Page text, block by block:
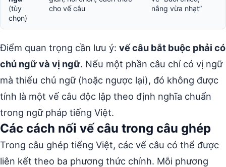
(tùy
chọn)
cho vế câu
nắng vừa nhạt”
Điểm quan trọng cần lưu ý: vế câu bắt buộc phải có
chủ ngữ và vị ngữ. Nếu một phần câu chỉ có vị ngữ
mà thiếu chủ ngữ (hoặc ngược lại), đó không được
tính là một vế câu độc lập theo định nghĩa chuẩn
trong ngữ pháp tiếng Việt.
Các cách nối vế câu trong câu ghép
Trong câu ghép tiếng Việt, các vế câu có thể được
liên kết theo ba phương thức chính. Mỗi phương